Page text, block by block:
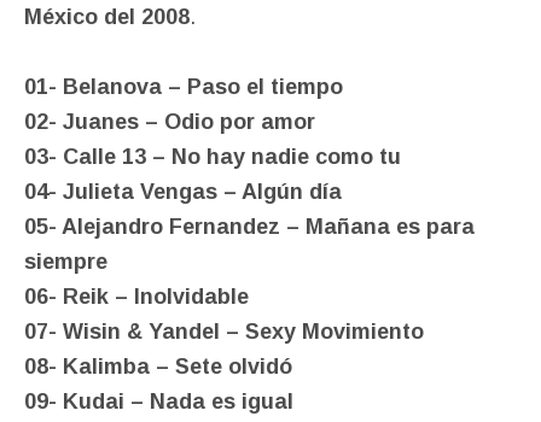
México del 2008.
01- Belanova – Paso el tiempo
02- Juanes – Odio por amor
03- Calle 13 – No hay nadie como tu
04- Julieta Vengas – Algún día
05- Alejandro Fernandez – Mañana es para
siempre
06- Reik – Inolvidable
07- Wisin & Yandel – Sexy Movimiento
08- Kalimba – Sete olvidó
09- Kudai – Nada es igual